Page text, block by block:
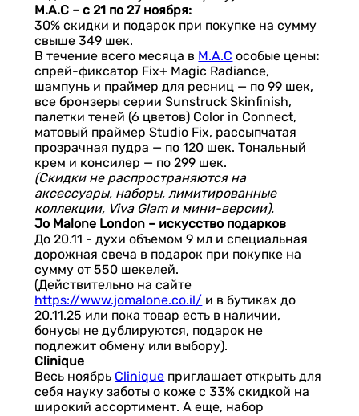
M.A.C – с 21 по 27 ноября:
30% скидки и подарок при покупке на сумму
свыше 349 шек.
В течение всего месяца в M.A.C особые цены:
спрей-фиксатор Fix+ Magic Radiance,
шампунь и праймер для ресниц — по 99 шек,
все бронзеры серии Sunstruck Skinfinish,
палетки теней (6 цветов) Color in Connect,
матовый праймер Studio Fix, рассыпчатая
прозрачная пудра — по 120 шек. Тональный
крем и консилер — по 299 шек.
(Скидки не распространяются на
аксессуары, наборы, лимитированные
коллекции, Viva Glam и мини-версии).
Jo Malone London – искусство подарков
До 20.11 - духи объемом 9 мл и специальная
дорожная свеча в подарок при покупке на
сумму от 550 шекелей.
(Действительно на сайте
https://www.jomalone.co.il/ и в бутиках до
20.11.25 или пока товар есть в наличии,
бонусы не дублируются, подарок не
подлежит обмену или выбору).
Clinique
Весь ноябрь Clinique приглашает открыть для
себя науку заботы о коже с 33% скидкой на
широкий ассортимент. А еще, набор